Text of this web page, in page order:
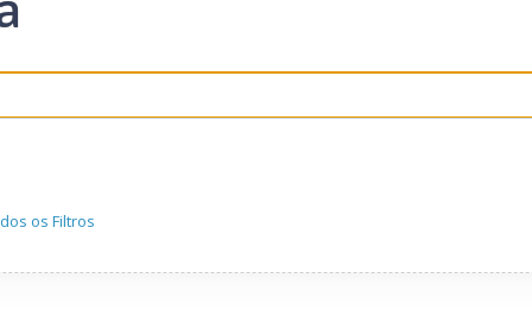
os Filtros